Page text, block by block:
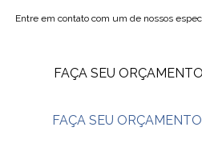
Entre em contato com um de nossos
FAÇA SEU
FAÇA SEU